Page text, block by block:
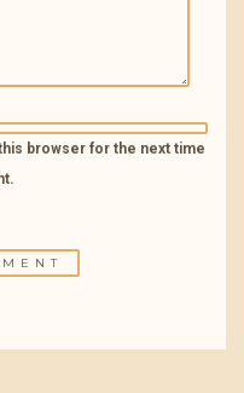
browser for the next time